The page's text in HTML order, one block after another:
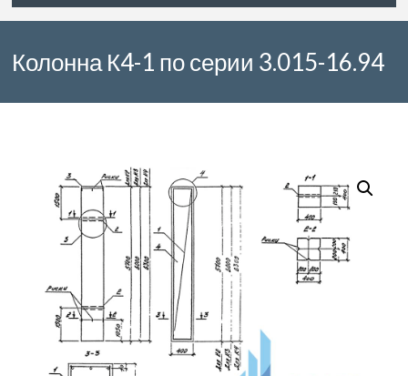
Колонна К4-1 по серии 3.015-16.94